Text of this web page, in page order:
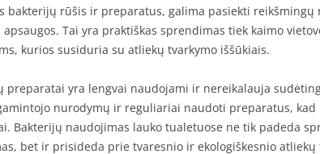
bakterijų rūšis ir preparatus, galima pasiekti
apsaugos. Tai yra praktiškas sprendimas tiek kaimo
kurios susiduria su atliekų tvarkymo iššūkiais.
preparatai yra lengvai naudojami ir nereikalauja
nurodymų ir reguliariai naudoti preparatus,
Bakterijų naudojimas lauko tualetuose ne tik padeda
bet ir prisideda prie tvaresnio ir ekologiškesnio atliekų